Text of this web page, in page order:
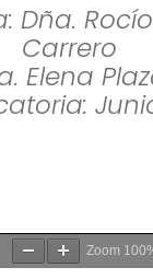
Dña.
Carrero
Elena
Zoom